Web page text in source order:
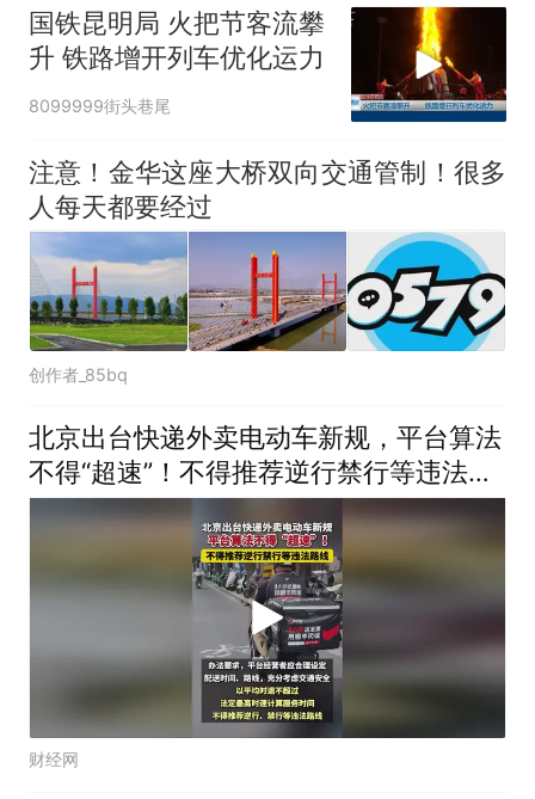
国铁昆明局 火把节客流攀
升 铁路增开列车优化运力
8099999街头巷尾
注意！金华这座大桥双向交通管制！很多
人每天都要经过
创作者_85bq
北京出台快递外卖电动车新规，平台算法
不得“超速”！不得推荐逆行禁行等违法路
线
财经网